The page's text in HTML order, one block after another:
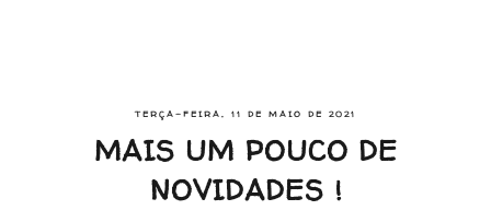
TERÇA-FEIRA, 11 DE MAIO DE 2021
MAIS UM POUCO DE
NOVIDADES !